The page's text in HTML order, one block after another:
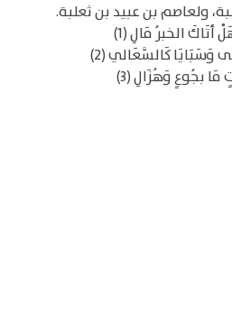
ولعاصم بن عبيد بن ثعلبة.
أتَاكَ الخبرُ مَالِ (1)
وَسَبَايَا كَالسَّعَالي (2)
مَا بجُوعٍ وَهُزَالِ (3)